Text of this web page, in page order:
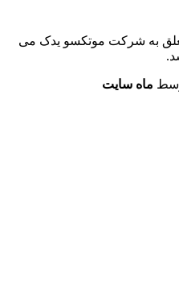
به شرکت موتکسو یدک می
ماه سایت